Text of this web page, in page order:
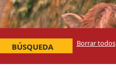
BÚSQUEDA Borrar todos